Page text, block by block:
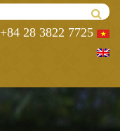
+84 28 3822 7725